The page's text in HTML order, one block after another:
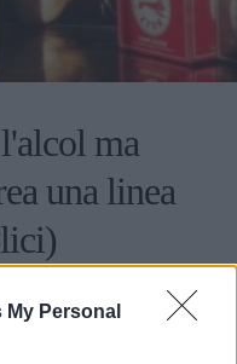
Personal
ma
una linea
dell’alcol, ma adora i
la sua soluzione per